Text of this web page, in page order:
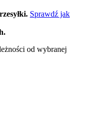
Sprawdź jak
od wybranej